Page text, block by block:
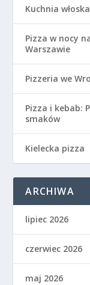
Kuchnia
Pizza w nocy
Warszawie
Pizzeria we
Pizza i kebab:
smaków
Kielecka pizza
ARCHIWA
lipiec 2026
czerwiec 2026
maj 2026